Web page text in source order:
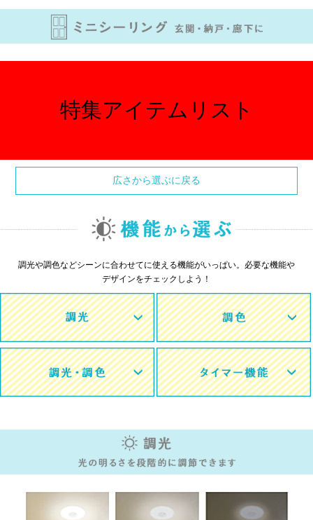
特集アイテムリスト
広さから選ぶに戻る
調光や調色などシーンに合わせてに使える機能がいっぱい。必要な機能や
デザインをチェックしよう！